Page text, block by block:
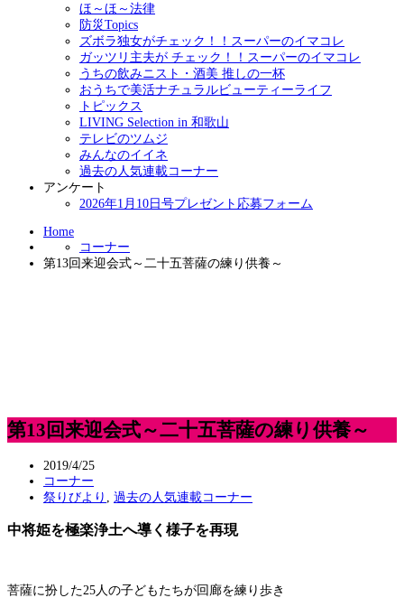
ほ～ほ～法律
防災Topics
ズボラ独女がチェック！！スーパーのイマコレ
ガッツリ主夫が チェック！！スーパーのイマコレ
うちの飲みニスト・酒美 推しの一杯
おうちで美活ナチュラルビューティーライフ
トピックス
LIVING Selection in 和歌山
テレビのツムジ
みんなのイイネ
過去の人気連載コーナー
アンケート
2026年1月10日号プレゼント応募フォーム
Home
コーナー
第13回来迎会式～二十五菩薩の練り供養～
第13回来迎会式～二十五菩薩の練り供養～
2019/4/25
コーナー
祭りびより
過去の人気連載コーナー
中将姫を極楽浄土へ導く様子を再現
菩薩に扮した25人の子どもたちが回廊を練り歩き